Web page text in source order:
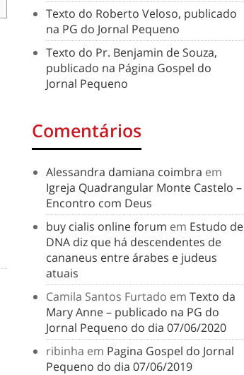
Texto do Roberto Veloso, publicado
na PG do Jornal Pequeno
Texto do Pr. Benjamin de Souza,
publicado na Página Gospel do
Jornal Pequeno
Comentários
Alessandra damiana coimbra em
Igreja Quadrangular Monte Castelo –
Encontro com Deus
buy cialis online forum em Estudo de
DNA diz que há descendentes de
cananeus entre árabes e judeus
atuais
Camila Santos Furtado em Texto da
Mary Anne – publicado na PG do
Jornal Pequeno do dia 07/06/2020
ribinha em Pagina Gospel do Jornal
Pequeno do dia 07/06/2019